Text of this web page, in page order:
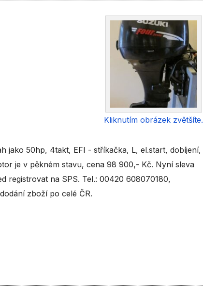
Kliknutím obrázek zvětšíte.
jako 50hp, 4takt, EFI - stříkačka, L, el.start, dobíjení,
je v pěkném stavu, cena 98 900,- Kč. Nyní sleva
registrovat na SPS. Tel.: 00420 608070180,
zboží po celé ČR.